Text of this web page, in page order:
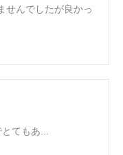
せんでしたが良かっ
てもあ...